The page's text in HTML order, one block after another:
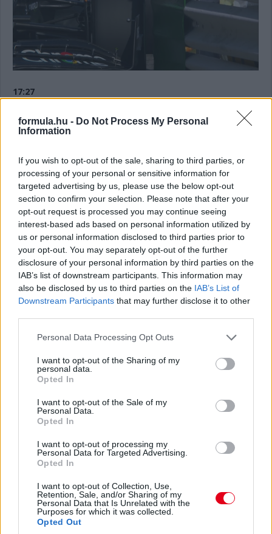
formula.hu - Do Not Process My Personal
Information
If you wish to opt-out of the sale, sharing to third parties, or
processing of your personal or sensitive information for
targeted advertising by us, please use the below opt-out
section to confirm your selection. Please note that after your
opt-out request is processed you may continue seeing
interest-based ads based on personal information utilized by
us or personal information disclosed to third parties prior to
your opt-out. You may separately opt-out of the further
disclosure of your personal information by third parties on the
IAB’s list of downstream participants. This information may
also be disclosed by us to third parties on the IAB’s List of
Downstream Participants that may further disclose it to other
Please note that this website/app uses one or more Google
not limited to your visit or usage behaviour. You may click to
grant or deny consent to Google and its third-party tags to
use your data for below specified purposes in below Google
consent section.
Personal Data Processing Opt Outs
I want to opt-out of the Sharing of my
personal data.
Opted In
I want to opt-out of the Sale of my
Personal Data.
Opted In
I want to opt-out of processing my
Personal Data for Targeted Advertising.
Opted In
I want to opt-out of Collection, Use,
Retention, Sale, and/or Sharing of my
Personal Data that Is Unrelated with the
Purposes for which it was collected.
Opted Out
17:27
leglágyabb gumit hozta el, vagyis a 3-as, a 4-es, illetőleg az 5-
ös számú keverékeket.
17:26
Nagy a különbség a lágy gumis idők és azok között,
amelyeket közepeseken futottak. Nyck de Vries a hetedik,
Guanyu Zhou pedig a nyolcadik helyen már azóta.
17:25
Előkerültek a lágy keverékű gumik, ez pedig a listán is
változtatott. Alonso került az élre 1:12.786-os idővel de ennél
is meglepőbb Valtteri Bottas 1:13.351-es ideje, amivel a
harmadik a szintén javító Stroll előtt.
17:24
Úgy látszik, Sainz elég fura helyzetekbe keveredik ma. Ezúttal
Perezzel akadt gondja, aki Hülkenberg útjából tért ki, de így
csak a Ferrarit tartotta fel.